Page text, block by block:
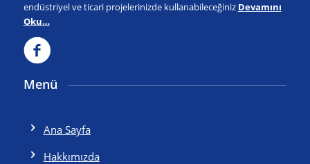
endüstriyel ve ticari projelerinizde kullanabileceğiniz Devamını
Oku…
Menü
Ana Sayfa
Hakkımızda